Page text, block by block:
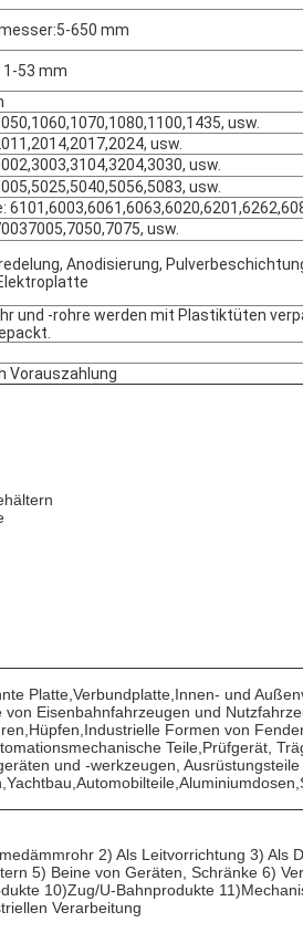
650 mm
53 mm
usw.
usw.
usw.
usw.
usw.
Anodisierung,
und -rohre werden mit Plastiktüten
Vorauszahlung
Platte,Verbundplatte,Innen- und
von Eisenbahnfahrzeugen und
Formen von
Teile,Prüfgerät,
und -werkzeugen, Ausrüstungsteile
2) Als Leitvorrichtung 3) Als
5) Beine von Geräten, Schränke 6)
10)Zug/U-Bahnprodukte
Verarbeitung